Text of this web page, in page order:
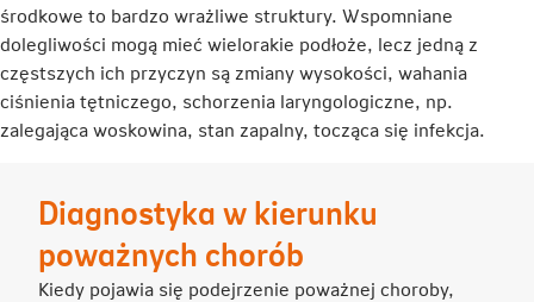
środkowe to bardzo wrażliwe struktury. Wspomniane
dolegliwości mogą mieć wielorakie podłoże, lecz jedną z
częstszych ich przyczyn są zmiany wysokości, wahania
ciśnienia tętniczego, schorzenia laryngologiczne, np.
zalegająca woskowina, stan zapalny, tocząca się infekcja.
Diagnostyka w kierunku
poważnych chorób
Kiedy pojawia się podejrzenie poważnej choroby,